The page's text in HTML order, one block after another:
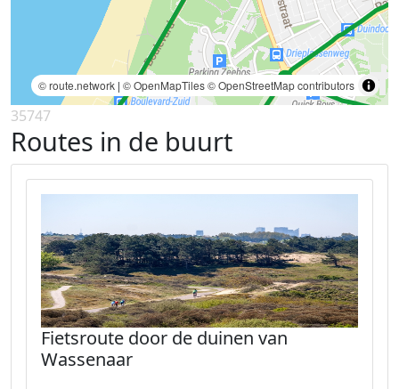
© route.network | © OpenMapTiles© OpenStreetMap contributors
35747
Routes in de buurt
Fietsroute door de duinen van
Wassenaar